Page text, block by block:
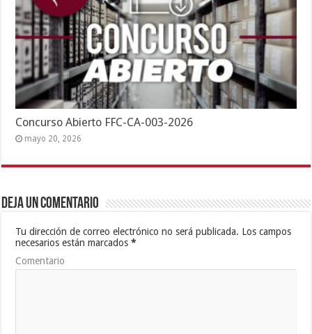
Concurso Abierto FFC-CA-003-2026
mayo 20, 2026
Deja un comentario
Tu dirección de correo electrónico no será publicada. Los campos
necesarios están marcados*
Comentario